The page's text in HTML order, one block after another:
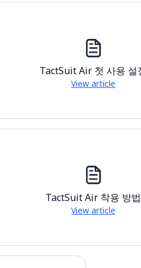
TactSuit Air 첫 사용 설
View article
TactSuit Air 착용 방법
View article